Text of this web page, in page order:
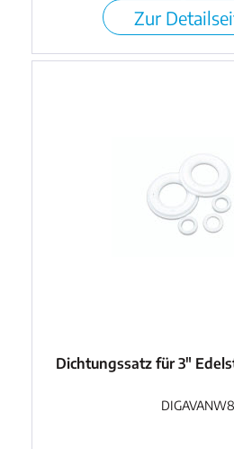
Zur
Dichtungssatz für 3"